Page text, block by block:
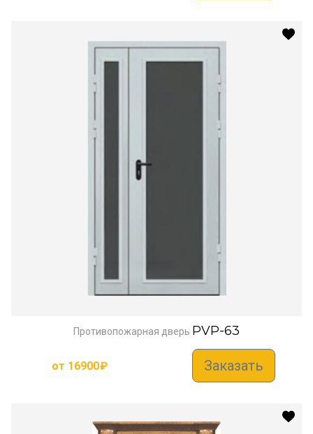
Противопожарная дверь PVP-63
от 16900₽ Заказать